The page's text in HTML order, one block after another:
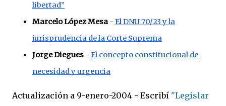
libertad”
Marcelo López Mesa- El DNU 70/23 y la
jurisprudencia de la Corte Suprema
Jorge Diegues - El concepto constitucional de
necesidad y urgencia
Actualización a 9-enero-2004 - Escribí "Legislar